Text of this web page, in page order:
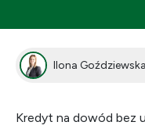
Ilona Goździewska
Kredyt na dowód bez